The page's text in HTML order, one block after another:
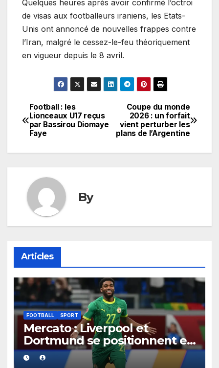
Quelques heures après avoir confirmé l’octroi
de visas aux footballeurs iraniens, les Etats-
Unis ont annoncé de nouvelles frappes contre
l’Iran, malgré le cessez-le-feu théoriquement
en vigueur depuis le 8 avril.
Navigation
de
l’article
Coupe du monde
2026 : un forfait
vient perturber les
plans de l’Argentine
Football : les
Lionceaux U17 reçus
par Bassirou Diomaye
Faye
By
Articles
FOOTBALL SPORT
Mercato : Liverpool et
Dortmund se positionnent en
favoris pour recruter Ibrahim
Mbaye